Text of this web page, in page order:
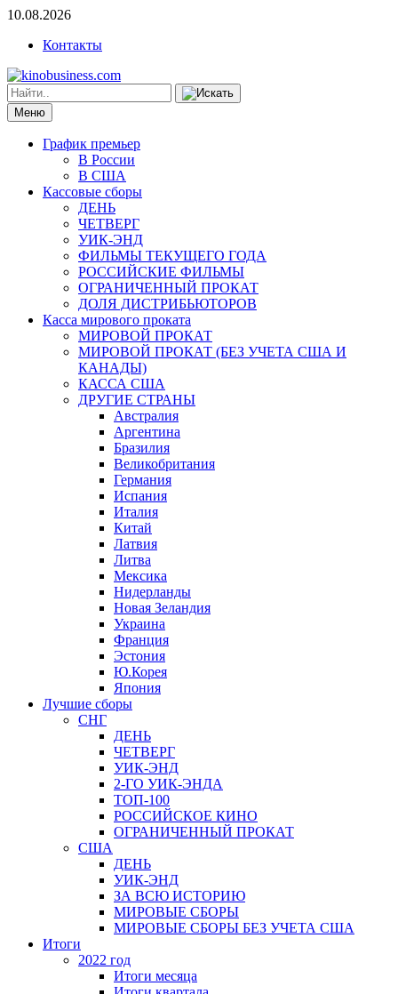
10.08.2026
Контакты
Меню
График премьер
В России
В США
Кассовые сборы
ДЕНЬ
ЧЕТВЕРГ
УИК-ЭНД
ФИЛЬМЫ ТЕКУЩЕГО ГОДА
РОССИЙСКИЕ ФИЛЬМЫ
ОГРАНИЧЕННЫЙ ПРОКАТ
ДОЛЯ ДИСТРИБЬЮТОРОВ
Касса мирового проката
МИРОВОЙ ПРОКАТ
МИРОВОЙ ПРОКАТ (БЕЗ УЧЕТА США И
КАНАДЫ)
КАССА США
ДРУГИЕ СТРАНЫ
Австралия
Аргентина
Бразилия
Великобритания
Германия
Испания
Италия
Китай
Латвия
Литва
Мексика
Нидерланды
Новая Зеландия
Украина
Франция
Эстония
Ю.Корея
Япония
Лучшие сборы
СНГ
ДЕНЬ
ЧЕТВЕРГ
УИК-ЭНД
2-ГО УИК-ЭНДА
ТОП-100
РОССИЙСКОЕ КИНО
ОГРАНИЧЕННЫЙ ПРОКАТ
США
ДЕНЬ
УИК-ЭНД
ЗА ВСЮ ИСТОРИЮ
МИРОВЫЕ СБОРЫ
МИРОВЫЕ СБОРЫ БЕЗ УЧЕТА США
Итоги
2022 год
Итоги месяца